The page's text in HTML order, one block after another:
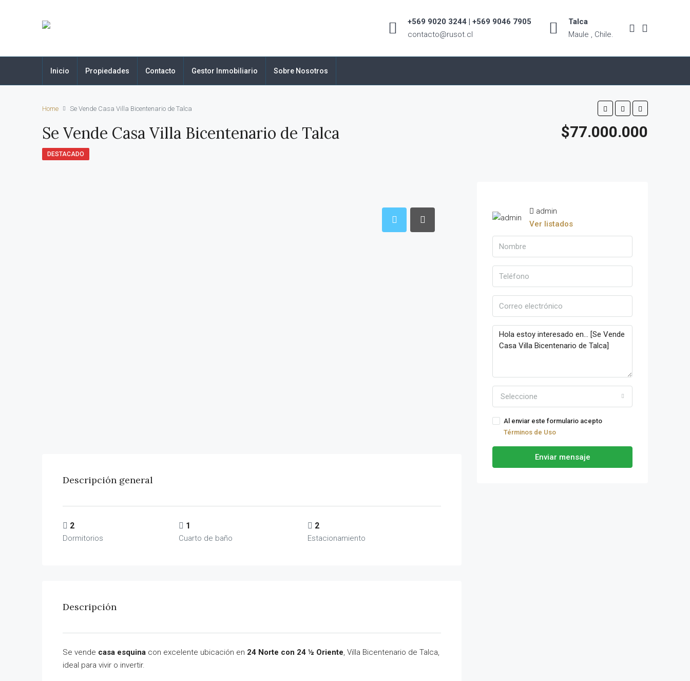
+569 9020 3244 | +569 9046 7905
contacto@rusot.cl
Talca
Maule , Chile.
Inicio Propiedades Contacto Gestor Inmobiliario Sobre Nosotros
Home Se Vende Casa Villa Bicentenario de Talca
Se Vende Casa Villa Bicentenario de Talca $77.000.000
DESTACADO
Descripción general
2
Dormitorios
1
Cuarto de baño
2
Estacionamiento
Descripción
Se vende casa esquina con excelente ubicación en 24 Norte con 24 ½ Oriente, Villa Bicentenario de Talca,
ideal para vivir o invertir.
admin
Ver listados
Seleccione
Al enviar este formulario acepto
Términos de Uso
Enviar mensaje